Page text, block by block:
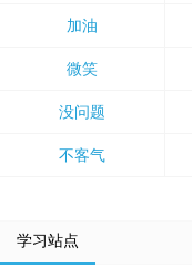
加油
微笑
没问题
不客气
学习站点